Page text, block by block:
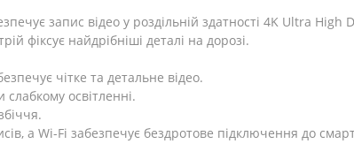
запис відео у роздільній здатності 4K Ultra High
фіксує найдрібніші деталі на дорозі.
чітке та детальне відео.
освітленні.
а Wi-Fi забезпечує бездротове підключення до